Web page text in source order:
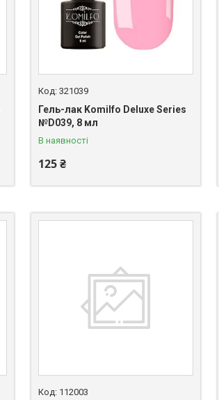
321039
Гель-лак Komilfo Deluxe Series
№D039, 8 мл
В наявності
125 ₴
112003